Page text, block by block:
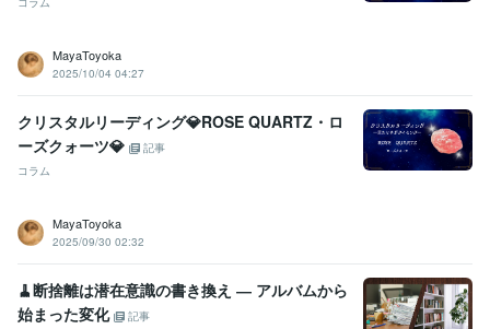
MayaToyoka
2025/10/04 04:27
クリスタルリーディング💎ROSE QUARTZ・ロ
ーズクォーツ💎
記事
コラム
MayaToyoka
2025/09/30 02:32
🧹断捨離は潜在意識の書き換え ― アルバムから
始まった変化
記事